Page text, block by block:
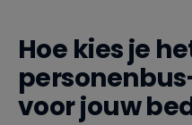
Hoe kies je
voor jouw